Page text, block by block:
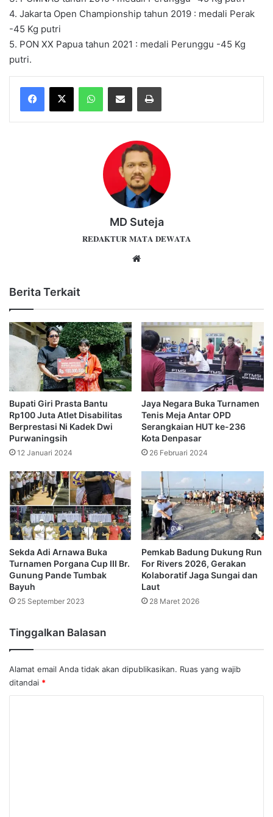
4. Jakarta Open Championship tahun 2019 : medali Perak
-45 Kg putri
5. PON XX Papua tahun 2021 : medali Perunggu -45 Kg
putri.
WhatsAppShare via Email Print
MD Suteja
𝐑𝐄𝐃𝐀𝐊𝐓𝐔𝐑 𝐌𝐀𝐓𝐀 𝐃𝐄𝐖𝐀𝐓𝐀
Berita Terkait
Bupati Giri Prasta Bantu
Rp100 Juta Atlet Disabilitas
Berprestasi Ni Kadek Dwi
Purwaningsih
12 Januari 2024
Jaya Negara Buka Turnamen
Tenis Meja Antar OPD
Serangkaian HUT ke-236
Kota Denpasar
26 Februari 2024
Sekda Adi Arnawa Buka
Turnamen Porgana Cup III Br.
Gunung Pande Tumbak
Bayuh
25 September 2023
Pemkab Badung Dukung Run
For Rivers 2026, Gerakan
Kolaboratif Jaga Sungai dan
Laut
28 Maret 2026
Tinggalkan Balasan
Alamat email Anda tidak akan dipublikasikan. Ruas yang wajib
ditandai *